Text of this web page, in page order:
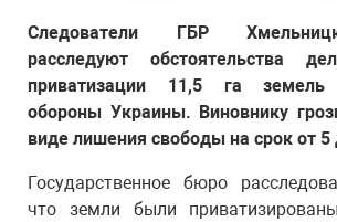
Следователи ГБР
расследуют обстоятельства
приватизации 11,5 га земель
обороны Украины. Виновнику
виде лишения свободы на срок от 5
Государственное бюро
что земли были